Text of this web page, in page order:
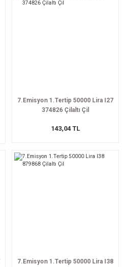
7.Emisyon 1.Tertip 50000 Lira I27
374826 Çilaltı Çil
143,04 TL
7.Emisyon 1.Tertip 50000 Lira I38